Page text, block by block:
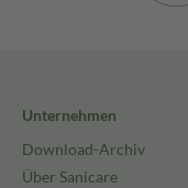
Unternehmen
Download-Archiv
Über Sanicare